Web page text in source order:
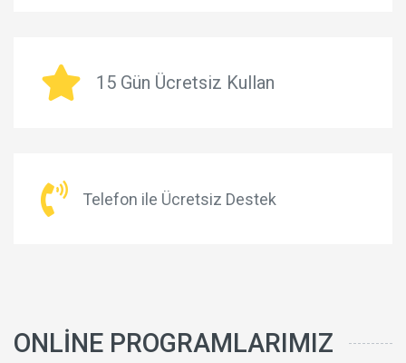
15 Gün Ücretsiz Kullan
Telefon ile Ücretsiz Destek
ONLINE PROGRAMLARIMIZ